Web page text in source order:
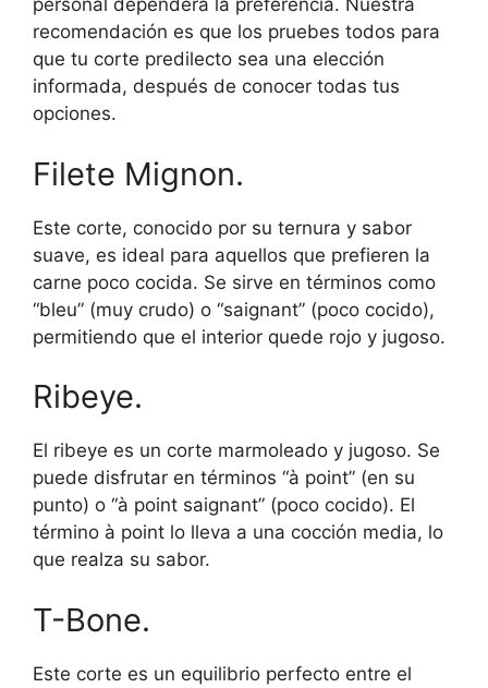
personal dependerá la preferencia. Nuestra
recomendación es que los pruebes todos para
que tu corte predilecto sea una elección
informada, después de conocer todas tus
opciones.
Filete Mignon.
Este corte, conocido por su ternura y sabor
suave, es ideal para aquellos que prefieren la
carne poco cocida. Se sirve en términos como
“bleu” (muy crudo) o “saignant” (poco cocido),
permitiendo que el interior quede rojo y jugoso.
Ribeye.
El ribeye es un corte marmoleado y jugoso. Se
puede disfrutar en términos “à point” (en su
punto) o “à point saignant” (poco cocido). El
término à point lo lleva a una cocción media, lo
que realza su sabor.
T-Bone.
Este corte es un equilibrio perfecto entre el